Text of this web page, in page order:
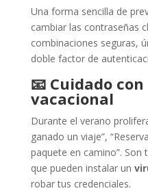
Una forma sencilla de
cambiar las contraseñas
combinaciones seguras,
doble factor de
📧Cuidado
vacacional
Durante el verano
ganado un viaje”,
paquete en camino”. Son
que pueden instalar un
robar tus credenciales.